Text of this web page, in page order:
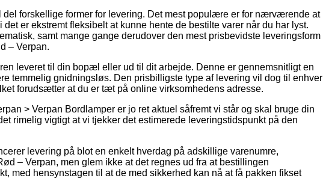
del forskellige former for levering. Det mest populære er for nærværende at
er ekstremt fleksibelt at kunne hente de bestilte varer når du har lyst.
samt mange gange derudover den mest prisbevidste leveringsform
– Verpan.
leveret til din bopæl eller ud til dit arbejde. Denne er gennemsnitligt en
temmelig gnidningsløs. Den prisbilligste type af levering vil dog til enhver
forudsætter at du er tæt på online virksomhedens adresse.
> Verpan Bordlamper er jo ret aktuel såfremt vi står og skal bruge din
rimelig vigtigt at vi tjekker det estimerede leveringstidspunkt på den
levering på blot en enkelt hverdag på adskillige varenumre,
– Verpan, men glem ikke at det regnes ud fra at bestillingen
med hensynstagen til at de med sikkerhed kan nå at få pakken fikset